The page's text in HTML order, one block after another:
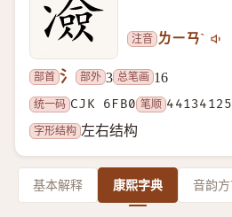
注音 ㄌㄧㄢˋ
部首 氵 部外 3 总笔画 16
统一码 CJK 6FB0 笔顺
字形结构 左右结构
基本解释 康熙字典 音韵